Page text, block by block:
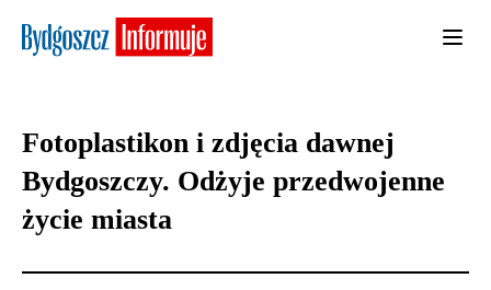
Fotoplastikon i zdjęcia dawnej
Bydgoszczy. Odżyje przedwojenne
życie miasta